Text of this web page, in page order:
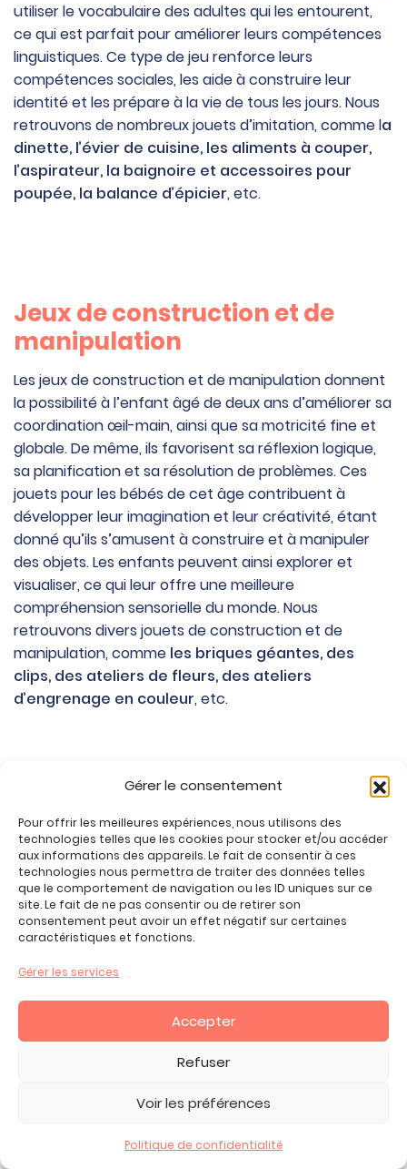
Gérer le consentement
Pour offrir les meilleures expériences, nous utilisons des
technologies telles que les cookies pour stocker et/ou accéder
aux informations des appareils. Le fait de consentir à ces
technologies nous permettra de traiter des données telles
que le comportement de navigation ou les ID uniques sur ce
site. Le fait de ne pas consentir ou de retirer son
consentement peut avoir un effet négatif sur certaines
caractéristiques et fonctions.
Gérer les services
Accepter
Refuser
Voir les préférences
Politique de confidentialité
utiliser le vocabulaire des adultes qui les entourent,
ce qui est parfait pour améliorer leurs compétences
linguistiques. Ce type de jeu renforce leurs
compétences sociales, les aide à construire leur
identité et les prépare à la vie de tous les jours. Nous
retrouvons de nombreux jouets d’imitation, comme la
dinette, l’évier de cuisine, les aliments à couper,
l’aspirateur, la baignoire et accessoires pour
poupée, la balance d’épicier, etc.
Jeux de construction et de
manipulation
Les jeux de construction et de manipulation donnent
la possibilité à l’enfant âgé de deux ans d’améliorer sa
coordination œil-main, ainsi que sa motricité fine et
globale. De même, ils favorisent sa réflexion logique,
sa planification et sa résolution de problèmes. Ces
jouets pour les bébés de cet âge contribuent à
développer leur imagination et leur créativité, étant
donné qu’ils s’amusent à construire et à manipuler
des objets. Les enfants peuvent ainsi explorer et
visualiser, ce qui leur offre une meilleure
compréhension sensorielle du monde. Nous
retrouvons divers jouets de construction et de
manipulation, comme les briques géantes, des
clips, des ateliers de fleurs, des ateliers
d’engrenage en couleur, etc.
Jeux éducatifs et
Les jeux éducatifs et pédagogiques présentent de
nombreux atouts pour les jeunes qui ont 2 ans. Ces
éléments encouragent l’apprentissage actif,
renforcent les compétences académiques,
développent la pensée critique, favorisent la
à la motivation et à l’autonomie. Nous pouvons citer
plusieurs types de jouets éducatifs et pédagogiques :
lettres majuscules à tracer, cartes pour
plaques bois numérotées, chiffres à tracer